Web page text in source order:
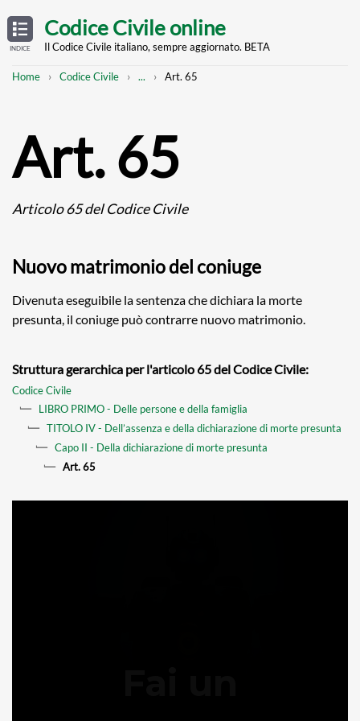
TABLE
OF
CONTENTS
INDICE
main
Codice Civile online
Il Codice Civile italiano, sempre aggiornato. BETA
Breadcrumb
Home Codice Civile
Mostra
... Art. 65
Art. 65
Articolo 65 del Codice Civile
Nuovo matrimonio del coniuge
Divenuta eseguibile la sentenza che dichiara la morte
presunta, il coniuge può contrarre nuovo matrimonio.
Struttura gerarchica per l'articolo 65 del Codice Civile:
Codice Civile
LIBRO PRIMO - Delle persone e della famiglia
TITOLO IV - Dell’assenza e della dichiarazione di morte presunta
Capo II - Della dichiarazione di morte presunta
Art. 65